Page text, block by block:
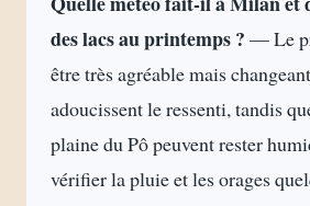
des lacs au printemps ? — Le
être très agréable mais
adoucissent le ressenti, tandis
plaine du Pô peuvent rester
vérifier la pluie et les orages